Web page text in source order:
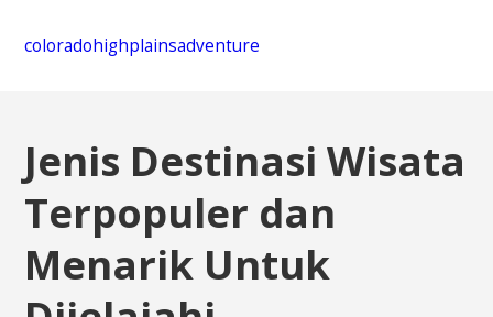
coloradohighplainsadventure
Jenis Destinasi Wisata
Terpopuler dan
Menarik Untuk